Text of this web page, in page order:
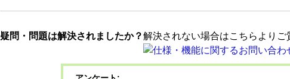
疑問・問題は解決されましたか？解決されない場合はこちらよりご